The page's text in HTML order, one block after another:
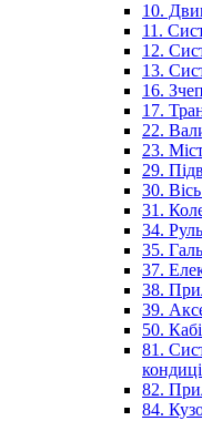
10.
11.
12.
13.
16.
17.
22.
23.
29.
30.
31.
34.
35.
37.
38.
39.
50.
81.
82.
84.